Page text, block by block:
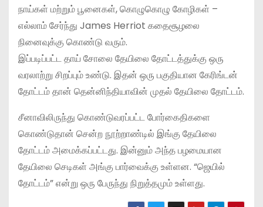
நாய்கள் மற்றும் பூனைகள், கொழுகொழு கோழிகள் –
எல்லாம் சேர்ந்து James Herriot கதைசூழலை
நினைவுக்கு கொண்டு வரும்.
இப்படிப்பட்ட தாய் சோலை தேயிலை தோட்டத்துக்கு ஒரு
வரலாற்று சிறப்பும் உண்டு. இதன் ஒரு பகுதியான கேரிங்டன்
தோட்டம் தான் தென்னிந்தியாவின் முதல் தேயிலை தோட்டம்.
சீனாவிலிருந்து கொண்டுவரப்பட்ட போர்கைதிகளை
கொண்டுதான் சென்ற நூற்றாண்டில் இங்கு தேயிலை
தோட்டம் அமைக்கப்பட்டது. இன்னும் அந்த பழமையான
தேயிலை செடிகள் அங்கு பார்வைக்கு உள்ளன. “ஜெயில்
தோட்டம்” என்று ஒரு பேருந்து நிறுத்தமும் உள்ளது.